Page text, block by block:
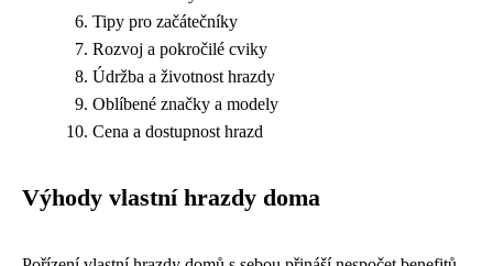
Tipy pro začátečníky
Rozvoj a pokročilé cviky
Údržba a životnost hrazdy
Oblíbené značky a modely
Cena a dostupnost hrazd
Výhody vlastní hrazdy doma